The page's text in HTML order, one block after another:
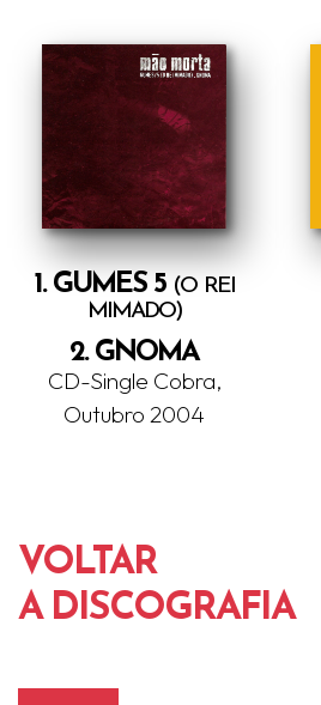
1. GUMES 5 (O REI
MIMADO)
2. GNOMA
CD-Single Cobra,
Outubro 2004
VOLTAR
A DISCOGRAFIA